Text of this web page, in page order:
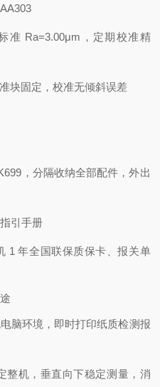
准 Ra=3.00μm，定期校准精
块固定，校准无倾斜误差
，分隔收纳全部配件，外出
引手册
1 年全国联保质保卡、报关单
脑环境，即时打印纸质检测报
整机，垂直向下稳定测量，消